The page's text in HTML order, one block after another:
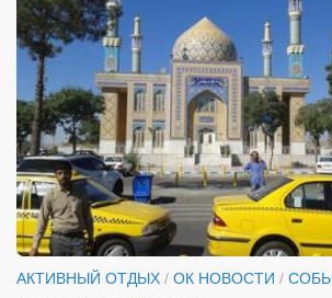
АКТИВНЫЙ ОТДЫХ / ОК НОВОСТИ /